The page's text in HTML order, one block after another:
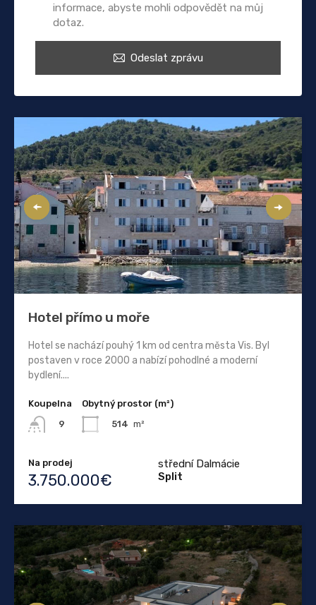
informace, abyste mohli odpovědět na můj
dotaz.
Odeslat zprávu
Hotel přímo u moře
Hotel se nachází pouhý 1 km od centra města Vis. Byl
postaven v roce 2000 a nabízí pohodlné a moderní
bydlení....
Koupelna
9
Obytný prostor (m²)
514 m²
Na prodej
3.750.000€
střední Dalmácie
Split